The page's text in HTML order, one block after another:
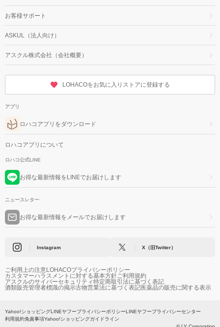
お客様サポート
ASKUL（法人向け）
アスクル株式会社（会社概要）
LOHACOをお気に入りストアに登録する
アプリ
ロハコアプリをダウンロード
ロハコアプリについて
ロハコ公式LINE
お得な最新情報をLINEでお届けします
ニュースレター
お得な最新情報をメールでお届けします
Instagram X（旧Twitter）
ご利用上の注意LOHACOプライバシーポリシー
カスタマーハラスメントに対する基本方針ご利用規約
アスクルのサイバーセキュリティ特定商取引法に基づく表記
酒類販売管理者標識の掲示古物営業法に基づく表記医薬品の販売に関する表示
Yahoo!ショッピングLINEヤフープライバシーポリシーLINEヤフープライバシーセンター
利用規約免責事項Yahoo!ショッピングガイドライン